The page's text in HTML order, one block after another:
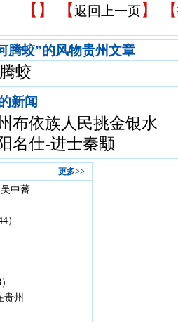
【 】 【返回上一页】 【
腾蛟”的风物贵州文章
蛟
新闻
布依族人民挑金银水
名仕-进士秦颙
更多>>
中蕃
）
贵州